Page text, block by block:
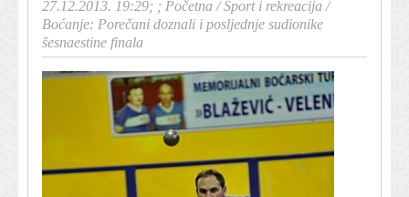
27.12.2013. 19:29; ; Početna /Sport i rekreacija /
Boćanje: Porečani doznali i posljednje sudionike
šesnaestine finala